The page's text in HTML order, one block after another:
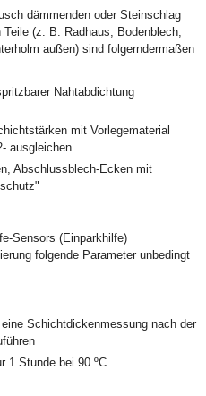
dämmenden oder Steinschlag
(z. B. Radhaus, Bodenblech,
außen) sind folgerndermaßen
Nahtabdichtung
mit Vorlegematerial
ausgleichen
Abschlussblech-Ecken mit
Sensors (Einparkhilfe)
folgende Parameter unbedingt
Schichtdickenmessung nach der
1 Stunde bei 90 ºC